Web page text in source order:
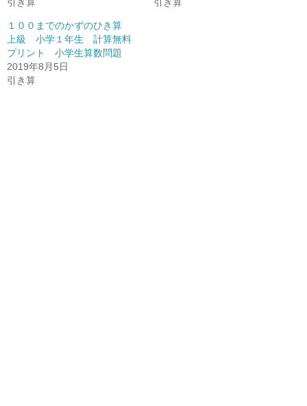
１００までのかずのひき算
上級 小学１年生 計算無料
プリント 小学生算数問題
2019年8月5日
引き算